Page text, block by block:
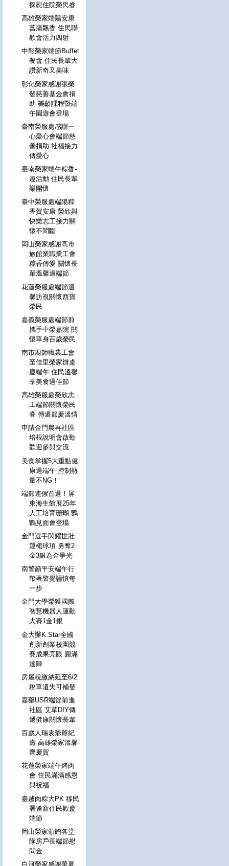
探慰住院榮民眷
高雄榮家端陽安康
菖蒲飄香 住民聯
歡會活力四射
中彰榮家端節Buffet
餐會 住民長輩大
讚新奇又美味
彰化榮家感謝張榮
發慈善基金會捐
助 樂齡課程暨端
午園遊會登場
臺南榮服處感謝一
心愛心會端節慈
善捐助 社福接力
傳愛心
臺南榮家端午粽香-
趣活動 住民長輩
樂開懷
臺中榮服處端陽粽
香賀安康 榮欣與
快樂志工接力關
懷不間斷
岡山榮家感謝高市
旅館業職業工會
粽香傳愛 關懷長
輩溫馨過端節
花蓮榮服處端節溫
馨訪視關懷西寶
榮民
嘉義榮服處端節前
攜手中榮嘉院 關
懷單身百歲榮民
南市廚師職業工會
至佳里榮家辦桌
慶端午 住民溫馨
享美食過佳節
高雄榮服處榮欣志
工端節關懷榮民
眷 傳遞節慶溫情
申請金門農再社區
培根說明會啟動
歡迎參與交流
美食掌握5大重點健
康過端午 控制熱
量不NG！
端節連假首選！屏
東海生館展25年
人工培育珊瑚 鸚
鸚見面會登場
金門選手閃耀世壯
運槌球項 勇奪2
金3銀為金爭光
南警籲平安端午行
帶著警覺謹慎每
一步
金門大學榮獲國際
智慧機器人運動
大賽1金1銀
金大辦K.Star全國
創新創業校園競
賽成果亮眼 圓滿
達陣
房屋稅繳納延至6/2
稅單遺失可補發
嘉藥USR端節前進
社區 艾草DIY傳
遞健康關懷長輩
百歲人瑞袁爺爺紀
壽 高雄榮家溫馨
齊慶賀
花蓮榮家端午烤肉
會 住民滿滿感恩
與祝福
臺越肉粽大PK 移民
署邀新住民歡慶
端節
岡山榮家頒贈各堂
隊房戶長端節慰
問金
白河榮家感謝華夏